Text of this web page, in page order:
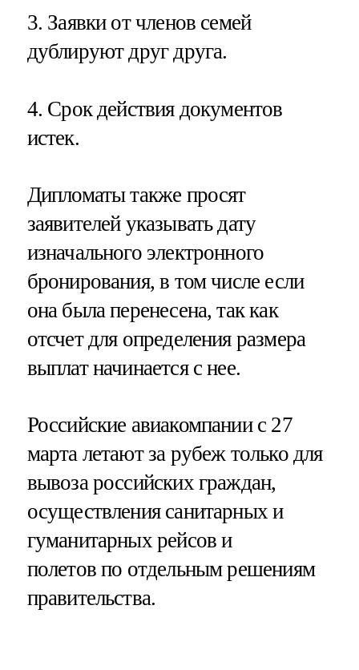
3. Заявки от членов семей
дублируют друг друга.
4. Срок действия документов
истек.
Дипломаты также просят
заявителей указывать дату
изначального электронного
бронирования, в том числе если
она была перенесена, так как
отсчет для определения размера
выплат начинается с нее.
Российские авиакомпании с 27
марта летают за рубеж только для
вывоза российских граждан,
осуществления санитарных и
гуманитарных рейсов и
полетов по отдельным решениям
правительства.